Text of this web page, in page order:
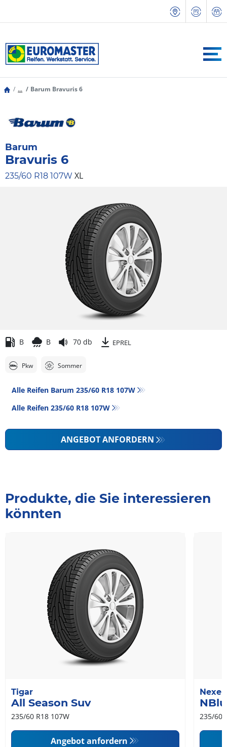
... Barum Bravuris 6
Barum
Bravuris 6
235/60 R18 107W XL
B B 70 db EPREL
Pkw Sommer
Alle Reifen Barum 235/60 R18 107W
Alle Reifen‎ 235/60 R18 107W
ANGEBOT ANFORDERN
Produkte, die Sie interessieren
könnten
Tigar
All Season Suv
235/60 R18 107W
Angebot anfordern
Nexen
235/60